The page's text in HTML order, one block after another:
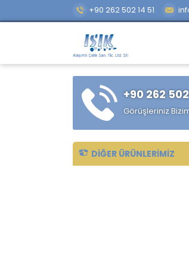
+90 262 502 14 51
+90 262
Görüşleriniz
DIĞER ÜRÜNLERIMIZ